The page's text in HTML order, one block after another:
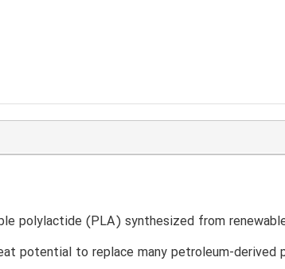
polylactide (PLA) synthesized from
potential to replace many petroleum-